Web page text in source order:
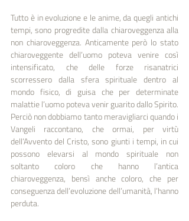
Tutto è in evoluzione e le anime, da quegli antichi
tempi, sono progredite dalla chiaroveggenza alla
non chiaroveggenza. Anticamente però lo stato
chiaroveggente dell’uomo poteva venire così
intensificato, che delle forze risanatrici
scorressero dalla sfera spirituale dentro al
mondo fisico, di guisa che per determinate
malattie l’uomo poteva venir guarito dallo Spirito.
Perciò non dobbiamo tanto meravigliarci quando i
Vangeli raccontano, che ormai, per virtù
dell’Avvento del Cristo, sono giunti i tempi, in cui
possono elevarsi al mondo spirituale non
soltanto coloro che hanno l’antica
chiaroveggenza, bensì anche coloro, che per
conseguenza dell’evoluzione dell’umanità, l’hanno
perduta.